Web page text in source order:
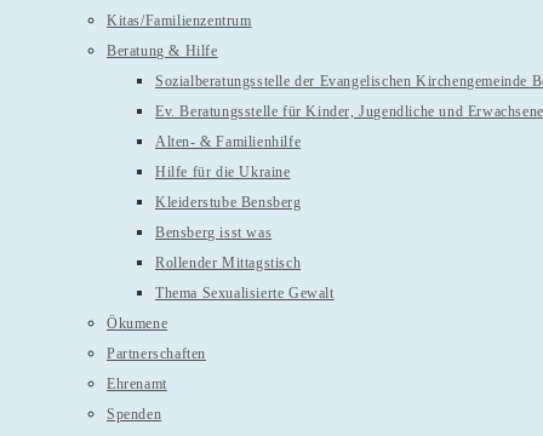
Kitas/Familienzentrum
Beratung & Hilfe
Sozialberatungsstelle der Evangelischen Kirchengemeinde
Ev. Beratungsstelle für Kinder, Jugendliche und Erwachsene
Alten- & Familienhilfe
Hilfe für die Ukraine
Kleiderstube Bensberg
Bensberg isst was
Rollender Mittagstisch
Thema Sexualisierte Gewalt
Ökumene
Partnerschaften
Ehrenamt
Spenden